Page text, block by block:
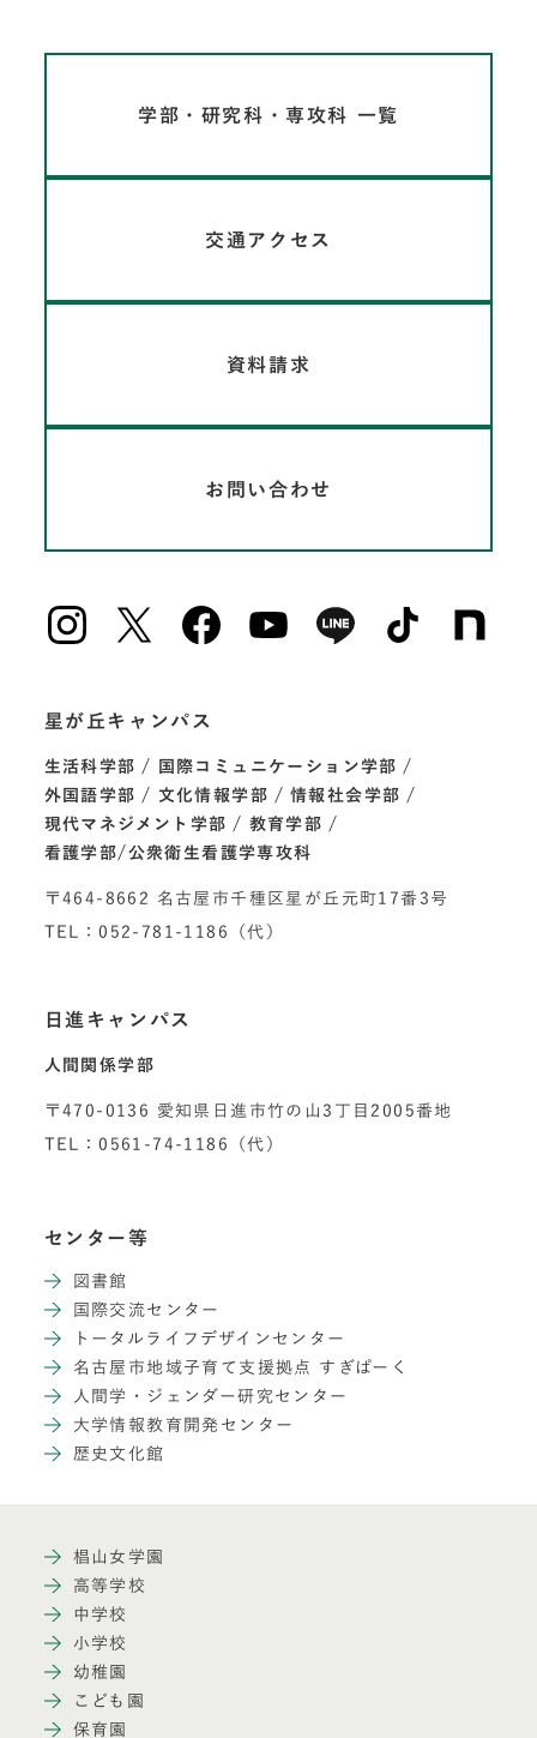
学部・研究科・専攻科 一覧
交通アクセス
資料請求
お問い合わせ
星が丘キャンパス
生活科学部
国際コミュニケーション学部
外国語学部
文化情報学部
情報社会学部
現代マネジメント学部
教育学部
看護学部/公衆衛生看護学専攻科
〒464-8662 名古屋市千種区星が丘元町17番3号
TEL：052-781-1186（代）
日進キャンパス
人間関係学部
〒470-0136 愛知県日進市竹の山3丁目2005番地
TEL：0561-74-1186（代）
センター等
図書館
国際交流センター
トータルライフデザインセンター
名古屋市地域子育て支援拠点 すぎぱーく
人間学・ジェンダー研究センター
大学情報教育開発センター
歴史文化館
椙山女学園
高等学校
中学校
小学校
幼稚園
こども園
保育園